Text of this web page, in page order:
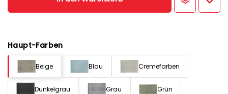
Haupt-Farben
Beige Blau Cremefarben
Dunkelgrau Grau Grün